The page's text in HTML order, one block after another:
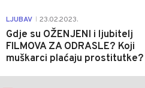
LJUBAV 23.02.2023.
Gdje su OŽENJENI i ljubitelj
FILMOVA ZA ODRASLE? Koji
muškarci plaćaju prostitutke?